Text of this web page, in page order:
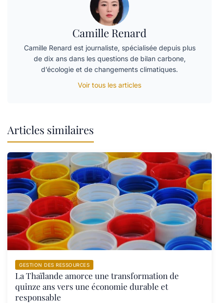
Camille Renard
Camille Renard est journaliste, spécialisée depuis plus
de dix ans dans les questions de bilan carbone,
d’écologie et de changements climatiques.
Voir tous les articles
Articles similaires
GESTION DES RESSOURCES
La Thaïlande amorce une transformation de
quinze ans vers une économie durable et
responsable